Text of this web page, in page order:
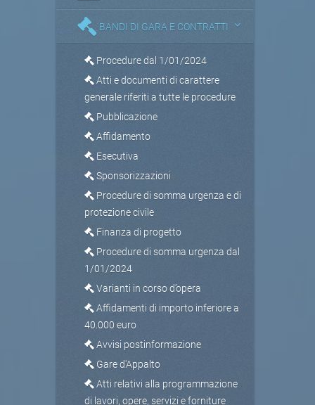
BANDI DI GARA E CONTRATTI
Procedure dal 1/01/2024
Atti e documenti di carattere
generale riferiti a tutte le procedure
Pubblicazione
Affidamento
Esecutiva
Sponsorizzazioni
Procedure di somma urgenza e di
protezione civile
Finanza di progetto
Procedure di somma urgenza dal
1/01/2024
Varianti in corso d’opera
Affidamenti di importo inferiore a
40.000 euro
Avvisi postinformazione
Gare d'Appalto
Atti relativi alla programmazione
di lavori, opere, servizi e forniture